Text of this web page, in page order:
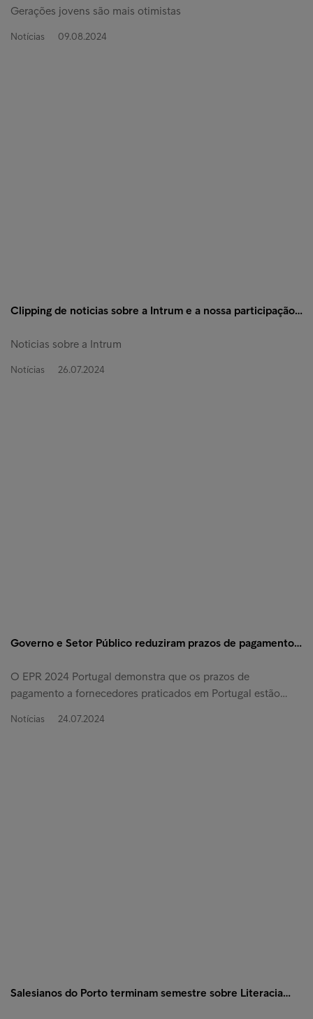
Gerações jovens são mais otimistas
Notícias 09.08.2024
Clipping de noticias sobre a Intrum e a nossa participação…
Noticias sobre a Intrum
Notícias 26.07.2024
Governo e Setor Público reduziram prazos de pagamento…
O EPR 2024 Portugal demonstra que os prazos de
pagamento a fornecedores praticados em Portugal estão…
Notícias 24.07.2024
Salesianos do Porto terminam semestre sobre Literacia…